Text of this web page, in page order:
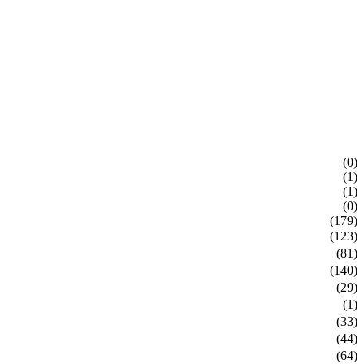
(0)
(1)
(1)
(0)
(179)
(123)
(81)
(140)
(29)
(1)
(33)
(44)
(64)